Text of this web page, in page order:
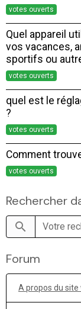
votes ouverts
Quel appareil
vos vacances,
sportifs ou
votes ouverts
quel est le
?
votes ouverts
Comment
votes ouverts
Rechercher
Forum
A propos du site